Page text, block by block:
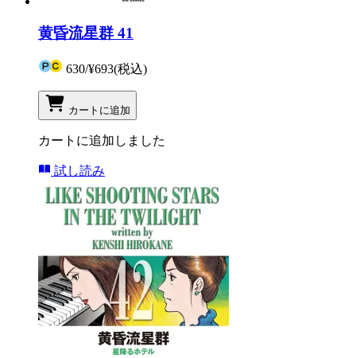
黄昏流星群 41
630/¥693(税込)
カートに追加
カートに追加しました
試し読み